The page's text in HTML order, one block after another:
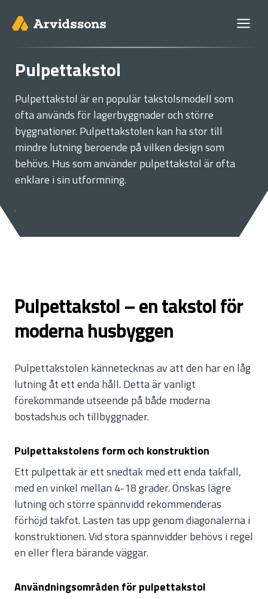
Pulpettakstol
Pulpettakstol är en populär takstolsmodell som
ofta används för lagerbyggnader och större
byggnationer. Pulpettakstolen kan ha stor till
mindre lutning beroende på vilken design som
behövs. Hus som använder pulpettakstol är ofta
enklare i sin utformning.
Pulpettakstol – en takstol för
moderna husbyggen
Pulpettakstolen kännetecknas av att den har en låg
lutning åt ett enda håll. Detta är vanligt
förekommande utseende på både moderna
bostadshus och tillbyggnader.
Pulpettakstolens form och konstruktion
Ett pulpettak är ett snedtak med ett enda takfall,
med en vinkel mellan 4-18 grader. Önskas lägre
lutning och större spännvidd rekommenderas
förhöjd takfot. Lasten tas upp genom diagonalerna i
konstruktionen. Vid stora spännvidder behövs i regel
en eller flera bärande väggar.
Användningsområden för pulpettakstol